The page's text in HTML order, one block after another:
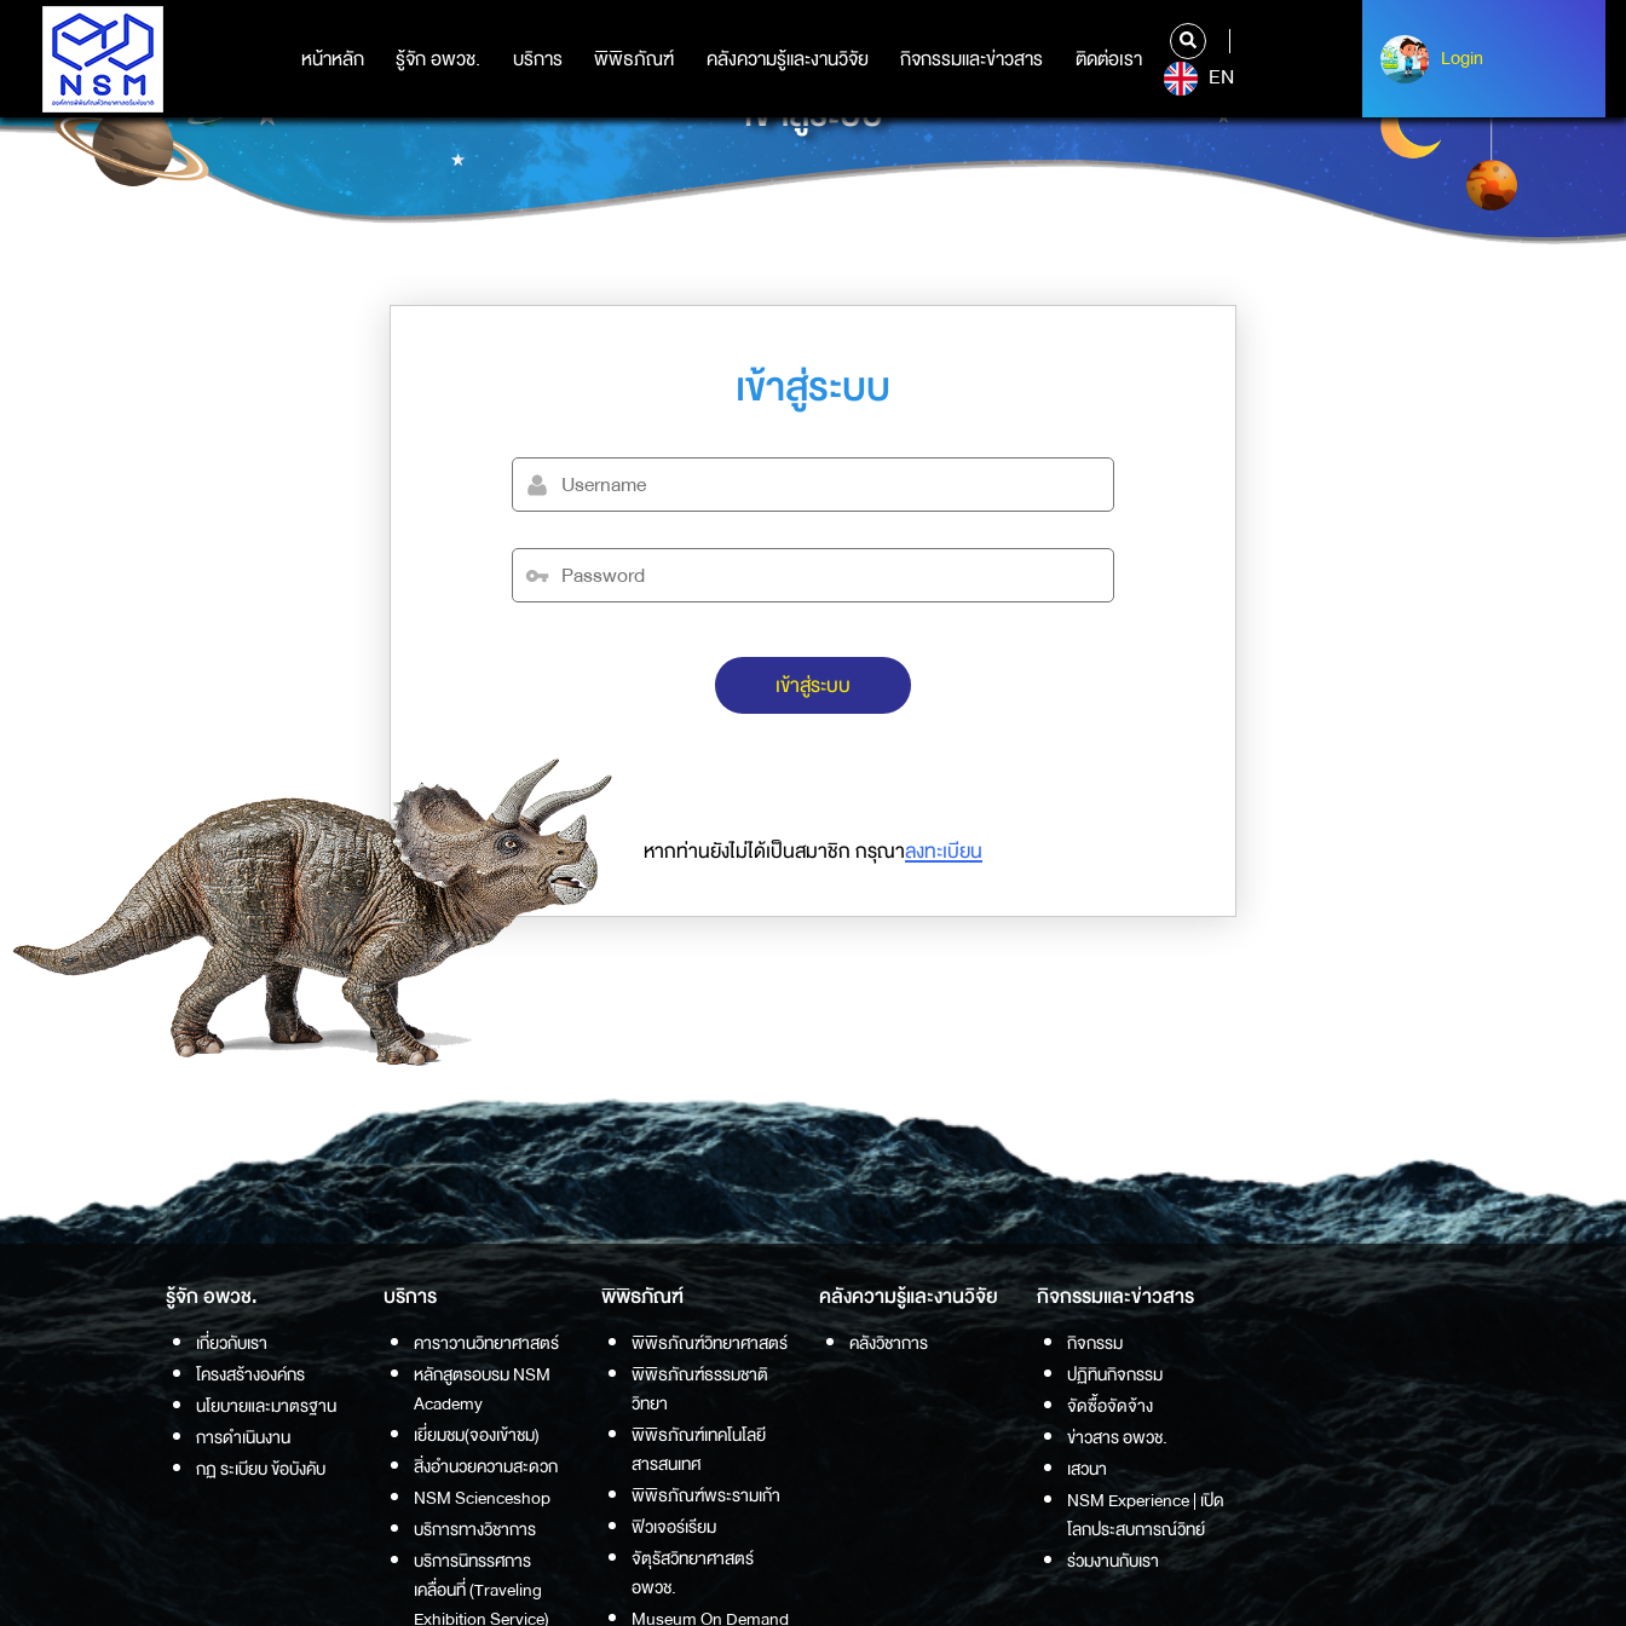
หน้าหลัก รู้จัก อพวช. บริการ พิพิธภัณฑ์ คลังความรู้และงานวิจัย กิจกรรมและข่าวสาร ติดต่อเรา
หน้าหลัก รู้จัก อพวช. บริการ พิพิธภัณฑ์ คลังความรู้และงานวิจัย กิจกรรมและข่าวสาร ติดต่อเรา
EN
Login
Albert Einstein
เข้าสู่ระบบ
เข้าสู่ระบบ
เข้าสู่ระบบ
หากท่านยังไม่ได้เป็นสมาชิก กรุณาลงทะเบียน
รู้จัก อพวช.
เกี่ยวกับเรา
โครงสร้างองค์กร
นโยบายและมาตรฐาน
การดำเนินงาน
กฏ ระเบียบ ข้อบังคับ
บริการ
คาราวานวิทยาศาสตร์
หลักสูตรอบรม NSM
Academy
เยี่ยมชม(จองเข้าชม)
สิ่งอำนวยความสะดวก
NSM Scienceshop
บริการทางวิชาการ
บริการนิทรรศการ
เคลื่อนที่ (Traveling
Exhibition Service)
พิพิธภัณฑ์
พิพิธภัณฑ์วิทยาศาสตร์
พิพิธภัณฑ์ธรรมชาติ
วิทยา
พิพิธภัณฑ์เทคโนโลยี
สารสนเทศ
พิพิธภัณฑ์พระรามเก้า
ฟิวเจอร์เรียม
จัตุรัสวิทยาศาสตร์
อพวช.
Museum On Demand
คลังความรู้และงานวิจัย
คลังวิชาการ
กิจกรรมและข่าวสาร
กิจกรรม
ปฏิทินกิจกรรม
จัดซื้อจัดจ้าง
ข่าวสาร อพวช.
เสวนา
NSM Experience | เปิด
โลกประสบการณ์วิทย์
ร่วมงานกับเรา